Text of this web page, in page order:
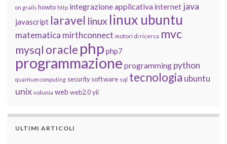
on grails howto http integrazione applicativainternet java
javascript laravel linux linux ubuntu
matematica mirthconnect motori di ricerca mvc
mysql oracle php php7
programmazione programming python
quantum computing security software sql tecnologia ubuntu
unix volunia web web2.0 yii
ULTIMI ARTICOLI